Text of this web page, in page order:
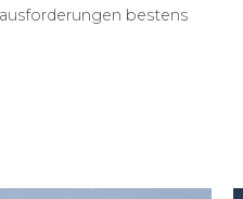
bestens